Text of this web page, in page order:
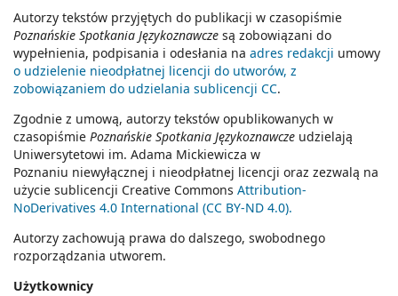
Autorzy tekstów przyjętych do publikacji w czasopiśmie
Poznańskie Spotkania Językoznawcze są zobowiązani do
wypełnienia, podpisania i odesłania na adres redakcji umowy
o udzielenie nieodpłatnej licencji do utworów, z
zobowiązaniem do udzielania sublicencji CC.
Zgodnie z umową, autorzy tekstów opublikowanych w
czasopiśmie Poznańskie Spotkania Językoznawcze udzielają
Uniwersytetowi im. Adama Mickiewicza w
Poznaniu niewyłącznej i nieodpłatnej licencji oraz zezwalą na
użycie sublicencji Creative Commons Attribution-
NoDerivatives 4.0 International (CC BY-ND 4.0).
Autorzy zachowują prawa do dalszego, swobodnego
rozporządzania utworem.
Użytkownicy